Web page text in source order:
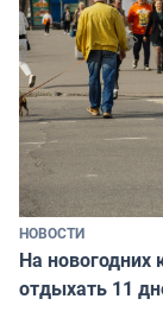
НОВОСТИ
На новогодних
отдыхать 11